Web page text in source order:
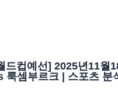
드컵예선] 2025년11월
룩셈부르크 | 스포츠 분